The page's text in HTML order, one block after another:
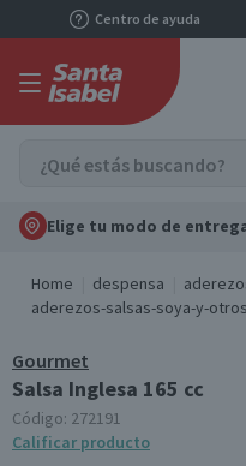
Centro de ayuda
Elige tu modo de
Home despensa
aderezos-salsas-soya-y-otros
Gourmet
Salsa Inglesa 165 cc
Código: 272191
Calificar producto